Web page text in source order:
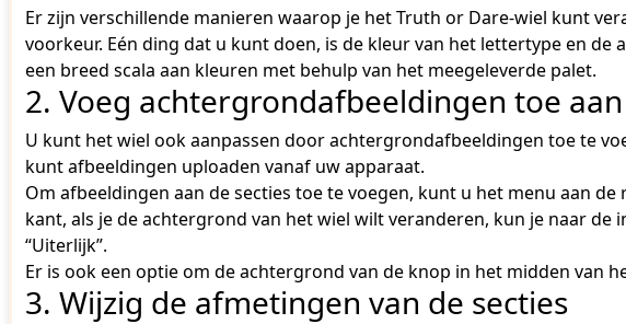
Er zijn verschillende manieren waarop je het Truth or Dare-wiel kunt
voorkeur. Eén ding dat u kunt doen, is de kleur van het lettertype en
een breed scala aan kleuren met behulp van het meegeleverde palet.
2. Voeg achtergrondafbeeldingen toe
U kunt het wiel ook aanpassen door achtergrondafbeeldingen toe te
kunt afbeeldingen uploaden vanaf uw apparaat.
Om afbeeldingen aan de secties toe te voegen, kunt u het menu aan
kant, als je de achtergrond van het wiel wilt veranderen, kun je naar de
“Uiterlijk”.
Er is ook een optie om de achtergrond van de knop in het midden van
3. Wijzig de afmetingen van de secties